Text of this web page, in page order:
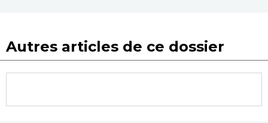
Autres articles de ce dossier